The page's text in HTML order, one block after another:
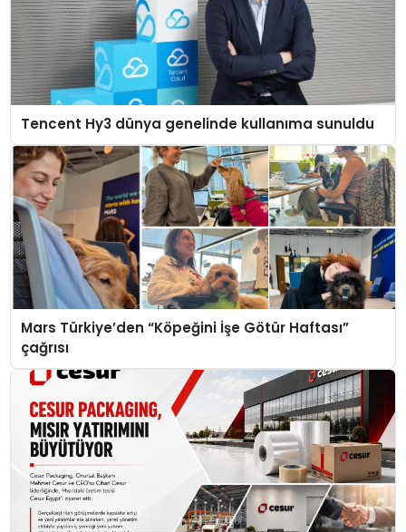
Tencent Hy3 dünya genelinde kullanıma sunuldu
Mars Türkiye’den “Köpeğini İşe Götür Haftası”
çağrısı